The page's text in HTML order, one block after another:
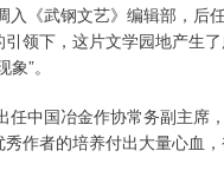
入《武钢文艺》编辑部，后
领下，这片文学园地产生
”。
任中国冶金作协常务副主席
作者的培养付出大量心血，